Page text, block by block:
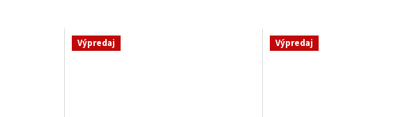
Výpredaj Výpredaj